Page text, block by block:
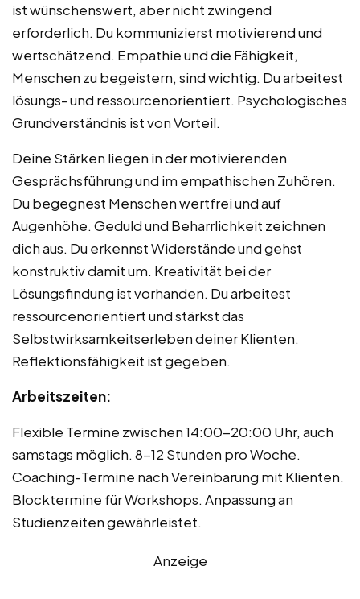
ist wünschenswert, aber nicht zwingend
erforderlich. Du kommunizierst motivierend und
wertschätzend. Empathie und die Fähigkeit,
Menschen zu begeistern, sind wichtig. Du arbeitest
lösungs- und ressourcenorientiert. Psychologisches
Grundverständnis ist von Vorteil.
Deine Stärken liegen in der motivierenden
Gesprächsführung und im empathischen Zuhören.
Du begegnest Menschen wertfrei und auf
Augenhöhe. Geduld und Beharrlichkeit zeichnen
dich aus. Du erkennst Widerstände und gehst
konstruktiv damit um. Kreativität bei der
Lösungsfindung ist vorhanden. Du arbeitest
ressourcenorientiert und stärkst das
Selbstwirksamkeitserleben deiner Klienten.
Reflektionsfähigkeit ist gegeben.
Arbeitszeiten:
Flexible Termine zwischen 14:00-20:00 Uhr, auch
samstags möglich. 8-12 Stunden pro Woche.
Coaching-Termine nach Vereinbarung mit Klienten.
Blocktermine für Workshops. Anpassung an
Studienzeiten gewährleistet.
Anzeige